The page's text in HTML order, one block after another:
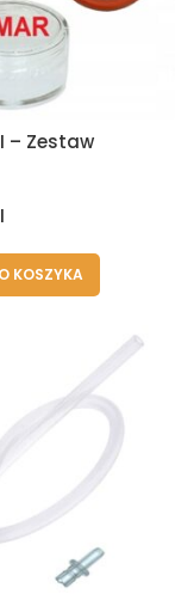
– Zestaw
ekspresu,
KOSZYKA